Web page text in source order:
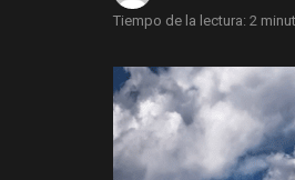
Tiempo de la lectura: 2